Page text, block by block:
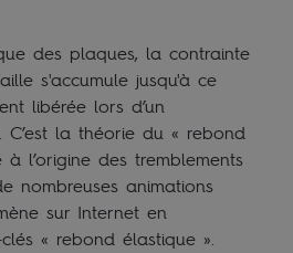
des plaques, la contrainte
s'accumule jusqu'à ce
libérée lors d’un
C’est la théorie du « rebond
l’origine des tremblements
nombreuses animations
sur Internet en
« rebond élastique ».